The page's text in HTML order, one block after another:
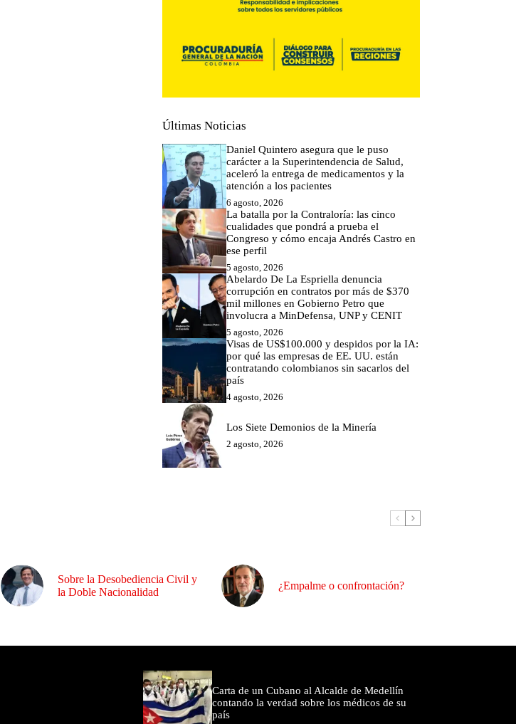
Últimas Noticias
Daniel Quintero asegura que le puso
carácter a la Superintendencia de Salud,
aceleró la entrega de medicamentos y la
atención a los pacientes
6 agosto, 2026
La batalla por la Contraloría: las cinco
cualidades que pondrá a prueba el
Congreso y cómo encaja Andrés Castro en
ese perfil
5 agosto, 2026
Abelardo De La Espriella denuncia
corrupción en contratos por más de $370
mil millones en Gobierno Petro que
involucra a MinDefensa, UNP y CENIT
5 agosto, 2026
Visas de US$100.000 y despidos por la IA:
por qué las empresas de EE. UU. están
contratando colombianos sin sacarlos del
país
4 agosto, 2026
Los Siete Demonios de la Minería
2 agosto, 2026
Sobre la Desobediencia Civil y
la Doble Nacionalidad
¿Empalme o confrontación?
Carta de un Cubano al Alcalde de Medellín
contando la verdad sobre los médicos de su
país